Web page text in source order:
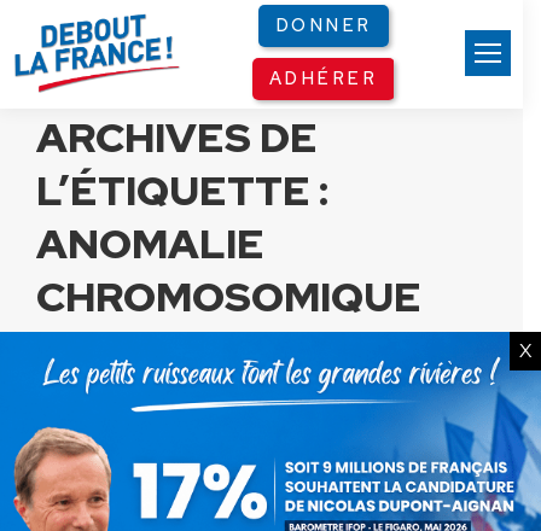
DONNER
ADHÉRER
ARCHIVES DE
L’ÉTIQUETTE :
ANOMALIE
CHROMOSOMIQUE
X
Panneau de gestion des cookies